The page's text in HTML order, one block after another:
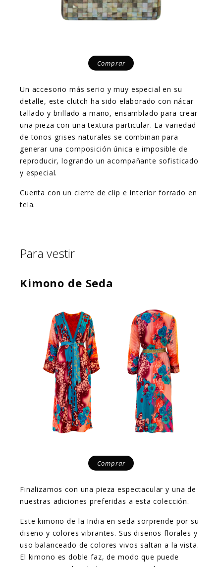
Comprar
Un accesorio más serio y muy especial en su
detalle, este clutch ha sido elaborado con nácar
tallado y brillado a mano, ensamblado para crear
una pieza con una textura particular. La variedad
de tonos grises naturales se combinan para
generar una composición única e imposible de
reproducir, logrando un acompañante sofisticado
y especial.
Cuenta con un cierre de clip e Interior forrado en
tela.
Para vestir
Kimono de Seda
Comprar
Finalizamos con una pieza espectacular y una de
nuestras adiciones preferidas a esta colección.
Este kimono de la India en seda sorprende por su
diseño y colores vibrantes. Sus diseños florales y
uso balanceado de colores vivos saltan a la vista.
El kimono es doble faz, de modo que puede